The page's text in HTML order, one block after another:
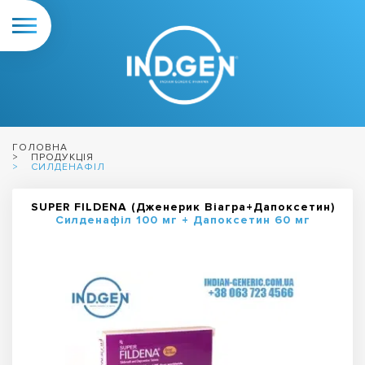
ГОЛОВНА
ПРОДУКЦІЯ
СИЛДЕНАФІЛ
SUPER FILDENA (Дженерик Віагра+Дапоксетин)
Силденафіл 100 мг + Дапоксетин 60 мг